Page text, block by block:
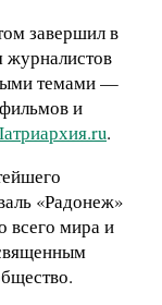
завершил в
темами —
и
.
«Радонеж»
всего мира и